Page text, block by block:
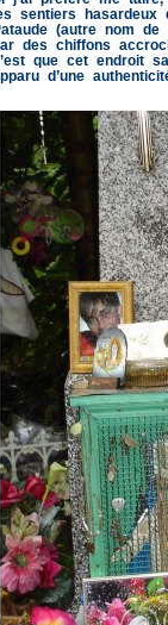
sentiers hasardeux
(autre nom
des chiffons
que cet endroit
d’une